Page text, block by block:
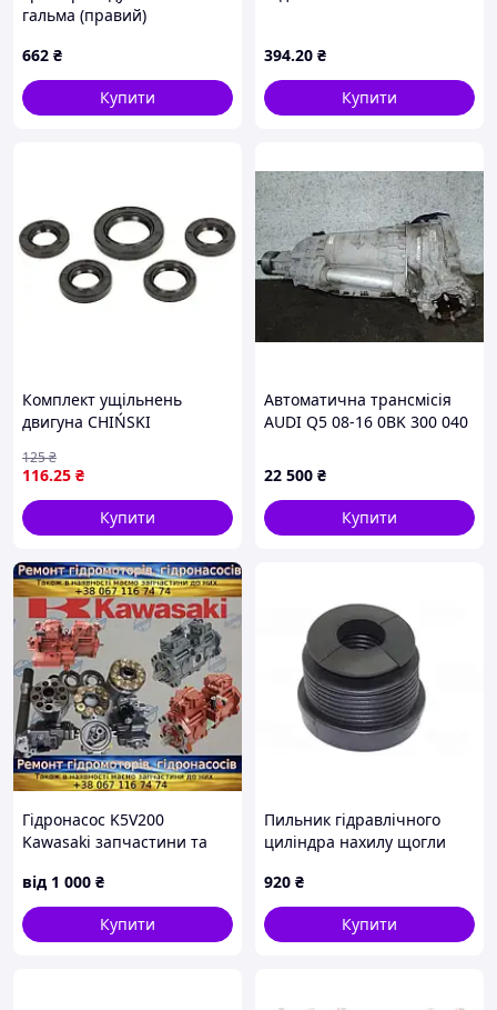
гальма (правий)
3EA3051190
662 ₴
Купити
394.20 ₴
Купити
Комплект ущільнень
двигуна CHIŃSKI
4T, KYMCO AGILITY, DINK,
FILLY, PEOPLE, SUPER 8 50
INPARTS IP000095
116.25 ₴
125₴
Купити
Автоматична трансмісія
AUDI Q5 08-16 0BK 300 040
22 500 ₴
Купити
Гідронасос K5V200
Kawasaki запчастини та
від 1 000 ₴
Купити
Пильник гідравлічного
циліндра нахилу щогли
Toyota 65592-26620-71
920 ₴
Купити